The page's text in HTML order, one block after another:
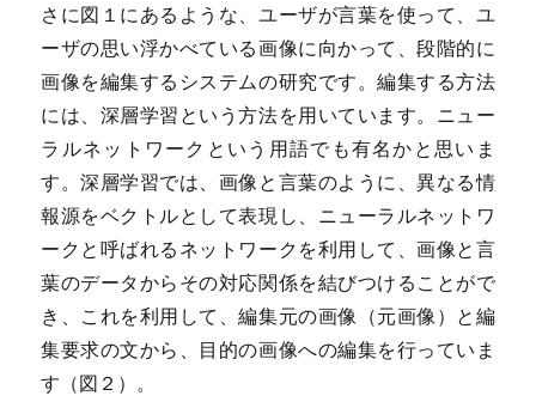
さに図１にあるような、ユーザが言葉を使って、ユ
ーザの思い浮かべている画像に向かって、段階的に
画像を編集するシステムの研究です。編集する方法
には、深層学習という方法を用いています。ニュー
ラルネットワークという用語でも有名かと思いま
す。深層学習では、画像と言葉のように、異なる情
報源をベクトルとして表現し、ニューラルネットワ
ークと呼ばれるネットワークを利用して、画像と言
葉のデータからその対応関係を結びつけることがで
き、これを利用して、編集元の画像（元画像）と編
集要求の文から、目的の画像への編集を行っていま
す（図２）。